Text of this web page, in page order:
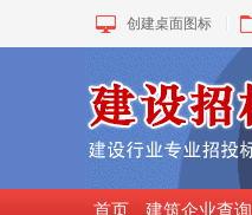
创建桌面图标
首页 建筑企业查询